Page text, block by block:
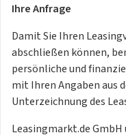
* Heckspoiler
* Höheneinstellbare
* Infotainment Online
* Infotainmentsystem
* Interieur aus Stoff,
Materialien
* ISOFIX-Verankerung
Rücksitzen inklusive
Ihre Anfrage
Damit Sie Ihren
abschließen können,
persönliche und
mit Ihren Angaben aus
Unterzeichnung des
Leasingmarkt.de